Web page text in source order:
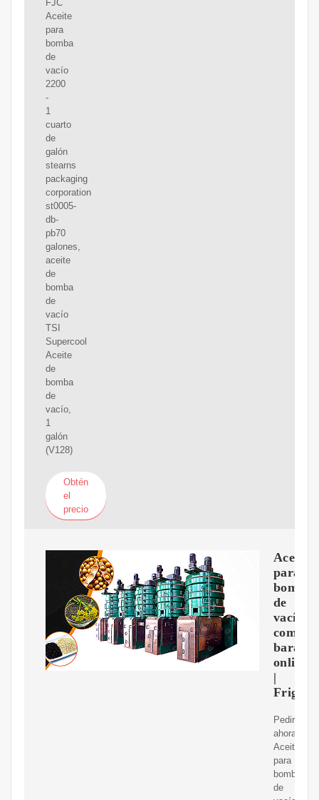
FJC
Aceite
para
bomba
de
vacío
2200
-
1
cuarto
de
galón
stearns
packaging
corporation
st0005-
db-
pb70
galones,
aceite
de
bomba
de
vacío
TSI
Supercool
Aceite
de
bomba
de
vacío,
1
galón
(V128)
Obtén
el
precio
Aceite
para
bombas
de
vacío
barato
online
|
Pedir
ahora
Aceite
para
bombas
de